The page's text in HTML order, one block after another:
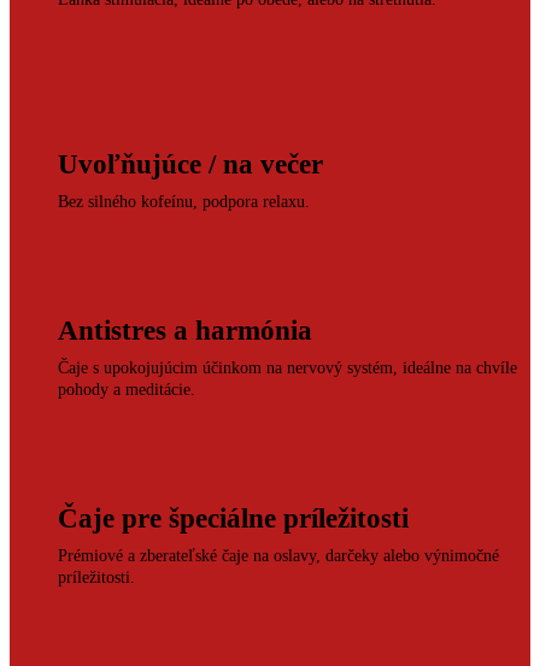
Uvoľňujúce / na večer
Bez silného kofeínu, podpora relaxu.
Antistres a harmónia
Čaje s upokojujúcim účinkom na nervový systém, ideálne na chvíle
pohody a meditácie.
Čaje pre špeciálne príležitosti
Prémiové a zberateľské čaje na oslavy, darčeky alebo výnimočné
príležitosti.